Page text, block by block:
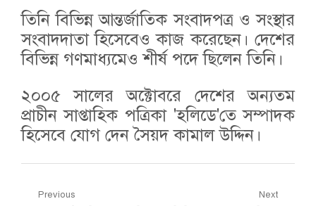
তিনি বিভিন্ন আন্তর্জাতিক সংবাদপত্র ও সংস্থার
সংবাদদাতা হিসেবেও কাজ করেছেন। দেশের
বিভিন্ন গণমাধ্যমেও শীর্ষ পদে ছিলেন তিনি।
২০০৫ সালের অক্টোবরে দেশের অন্যতম
প্রাচীন সাপ্তাহিক পত্রিকা 'হলিডে'তে সম্পাদক
হিসেবে যোগ দেন সৈয়দ কামাল উদ্দিন।
Post
Previous
Next